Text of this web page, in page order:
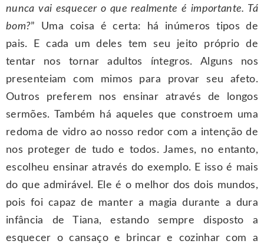
nunca vai esquecer o que realmente é importante. Tá
bom?” Uma coisa é certa: há inúmeros tipos de
pais. E cada um deles tem seu jeito próprio de
tentar nos tornar adultos íntegros. Alguns nos
presenteiam com mimos para provar seu afeto.
Outros preferem nos ensinar através de longos
sermões. Também há aqueles que constroem uma
redoma de vidro ao nosso redor com a intenção de
nos proteger de tudo e todos. James, no entanto,
escolheu ensinar através do exemplo. E isso é mais
do que admirável. Ele é o melhor dos dois mundos,
pois foi capaz de manter a magia durante a dura
infância de Tiana, estando sempre disposto a
esquecer o cansaço e brincar e cozinhar com a